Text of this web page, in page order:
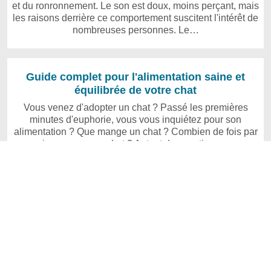
et du ronronnement. Le son est doux, moins perçant, mais
les raisons derrière ce comportement suscitent l'intérêt de
nombreuses personnes. Le…
Guide complet pour l'alimentation saine et
équilibrée de votre chat
Vous venez d'adopter un chat ? Passé les premières
minutes d'euphorie, vous vous inquiétez pour son
alimentation ? Que mange un chat ? Combien de fois par
jour mange un chat ? Autant de questions…